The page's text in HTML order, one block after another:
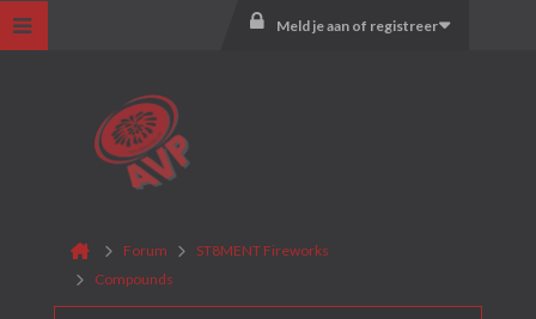
Meld je aan of registreer
Forum
ST8MENT Fireworks
Compounds